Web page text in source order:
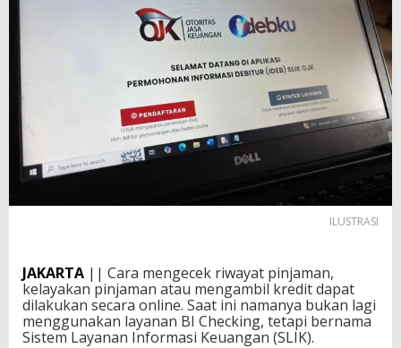
ILUSTRASI
JAKARTA || Cara mengecek riwayat pinjaman,
kelayakan pinjaman atau mengambil kredit dapat
dilakukan secara online. Saat ini namanya bukan lagi
menggunakan layanan BI Checking, tetapi bernama
Sistem Layanan Informasi Keuangan (SLIK).